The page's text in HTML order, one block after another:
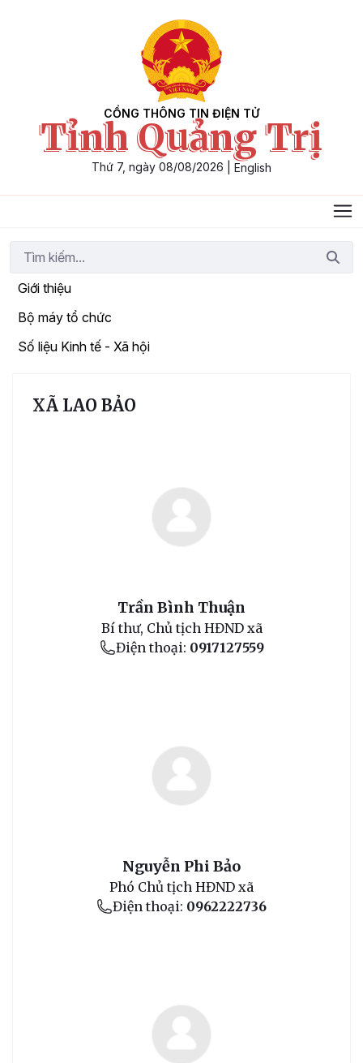
CỔNG THÔNG TIN ĐIỆN TỬ
Tỉnh Quảng Trị
Thứ 7, ngày 08/08/2026 English
Giới thiệu
Bộ máy tổ chức
Số liệu Kinh tế - Xã hội
XÃ LAO BẢO
Trần Bình Thuận
Bí thư, Chủ tịch HĐND xã
Điện thoại: 0917127559
Nguyễn Phi Bảo
Phó Chủ tịch HĐND xã
Điện thoại: 0962222736